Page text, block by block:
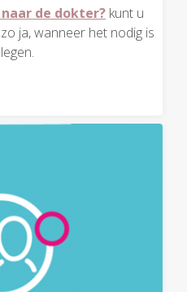
de dokter? kunt u
ja, wanneer het nodig is